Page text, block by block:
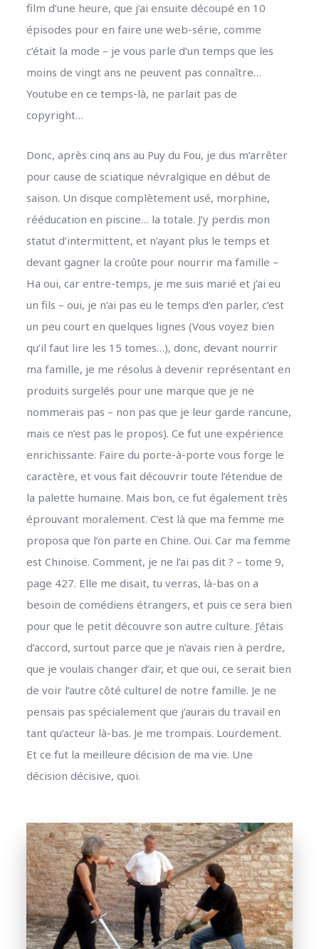
film d’une heure, que j’ai ensuite découpé en 10
épisodes pour en faire une web-série, comme
c’était la mode – je vous parle d’un temps que les
moins de vingt ans ne peuvent pas connaître…
Youtube en ce temps-là, ne parlait pas de
copyright…
Donc, après cinq ans au Puy du Fou, je dus m’arrêter
pour cause de sciatique névralgique en début de
saison. Un disque complètement usé, morphine,
rééducation en piscine… la totale. J’y perdis mon
statut d’intermittent, et n’ayant plus le temps et
devant gagner la croûte pour nourrir ma famille –
Ha oui, car entre-temps, je me suis marié et j’ai eu
un fils – oui, je n’ai pas eu le temps d’en parler, c’est
un peu court en quelques lignes (Vous voyez bien
qu’il faut lire les 15 tomes…), donc, devant nourrir
ma famille, je me résolus à devenir représentant en
produits surgelés pour une marque que je ne
nommerais pas – non pas que je leur garde rancune,
mais ce n’est pas le propos). Ce fut une expérience
enrichissante. Faire du porte-à-porte vous forge le
caractère, et vous fait découvrir toute l’étendue de
la palette humaine. Mais bon, ce fut également très
éprouvant moralement. C’est là que ma femme me
proposa que l’on parte en Chine. Oui. Car ma femme
est Chinoise. Comment, je ne l’ai pas dit ? – tome 9,
page 427. Elle me disait, tu verras, là-bas on a
besoin de comédiens étrangers, et puis ce sera bien
pour que le petit découvre son autre culture. J’étais
d’accord, surtout parce que je n’avais rien à perdre,
que je voulais changer d’air, et que oui, ce serait bien
de voir l’autre côté culturel de notre famille. Je ne
pensais pas spécialement que j’aurais du travail en
tant qu’acteur là-bas. Je me trompais. Lourdement.
Et ce fut la meilleure décision de ma vie. Une
décision décisive, quoi.